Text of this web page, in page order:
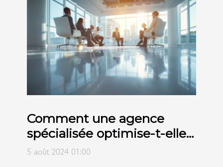
Comment une agence
spécialisée optimise-t-elle
l'image de marques
5 août 2024 01:00